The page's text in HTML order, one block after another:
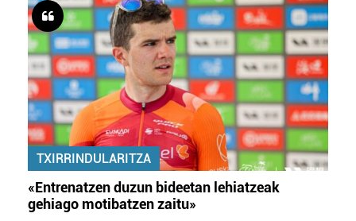
TXIRRINDULARITZA
«Entrenatzen duzun bideetan lehiatzeak
gehiago motibatzen zaitu»